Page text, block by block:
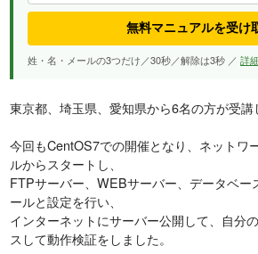
無料マニュアルを受け
姓・名・メールの3つだけ／30秒／解除は3秒 ／詳
東京都、埼玉県、愛知県から6名の方が受講
今回もCentOS7での開催となり、ネットワ
ルからスタートし、
FTPサーバー、WEBサーバー、データベー
ールと設定を行い、
インターネットにサーバー公開して、自分
スして動作検証をしました。